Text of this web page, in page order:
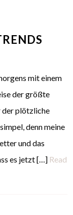
mit einem
der größte
der plötzliche
denn meine
und das
es jetzt […] Read